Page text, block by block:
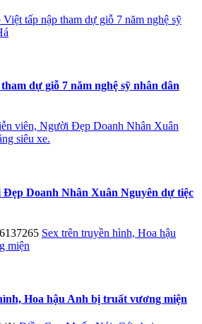
Việt tấp nập tham dự giỗ 7 năm nghệ sỹ
dự giỗ 7 năm nghệ sỹ nhân dân
viên, Người Đẹp Doanh Nhân Xuân
siêu xe.
Đẹp Doanh Nhân Xuân Nguyên dự tiệc
Sex trên truyền hình, Hoa hậu
miện
Hoa hậu Anh bị truất vương miện